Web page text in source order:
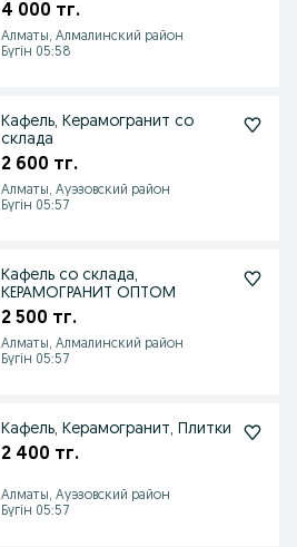
4 000 тг.
Алматы, Алмалинский район
Бүгін 05:58
Кафель, Керамогранит со
склада
2 600 тг.
Алматы, Ауэзовский район
Бүгін 05:57
Кафель со склада,
КЕРАМОГРАНИТ ОПТОМ
2 500 тг.
Алматы, Алмалинский район
Бүгін 05:57
Кафель, Керамогранит, Плитки
2 400 тг.
Алматы, Ауэзовский район
Бүгін 05:57